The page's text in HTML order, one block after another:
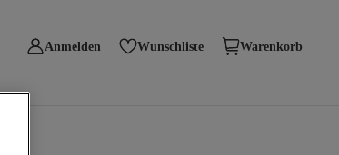
Anmelden Wunschliste Warenkorb